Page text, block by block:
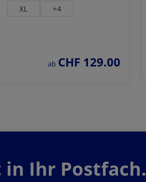
XL +4
regulärer preis:
ab CHF 129.00
Ihr Postfach.